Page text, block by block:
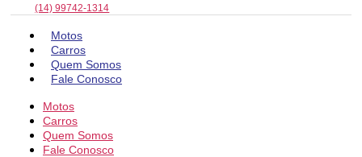
(14) 99742-1314
Motos
Carros
Quem Somos
Fale Conosco
Motos
Carros
Quem Somos
Fale Conosco